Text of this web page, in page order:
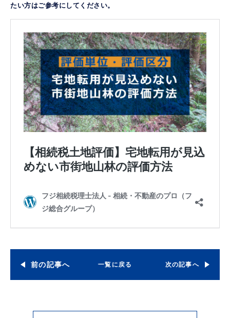
たい方はご参考にしてください。
前の記事へ 一覧に戻る 次の記事へ